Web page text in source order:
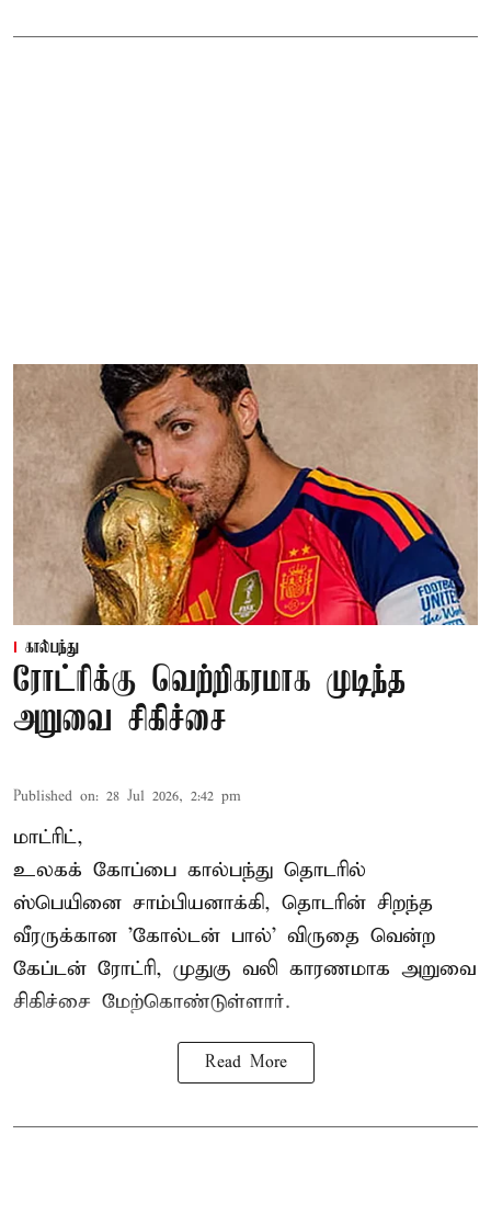
கால்பந்து
ரோட்ரிக்கு வெற்றிகரமாக முடிந்த
அறுவை சிகிச்சை
Published on: 28 Jul 2026, 2:42 pm
மாட்ரிட்,
உலகக் கோப்பை கால்பந்து தொடரில்
ஸ்பெயினை சாம்பியனாக்கி, தொடரின் சிறந்த
வீரருக்கான 'கோல்டன் பால்' விருதை வென்ற
கேப்டன் ரோட்ரி, முதுகு வலி காரணமாக அறுவை
சிகிச்சை மேற்கொண்டுள்ளார்.
Read More